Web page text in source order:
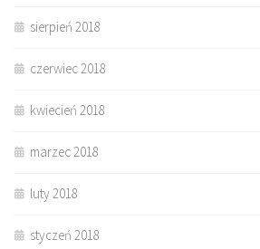
sierpień 2018
czerwiec 2018
kwiecień 2018
marzec 2018
luty 2018
styczeń 2018